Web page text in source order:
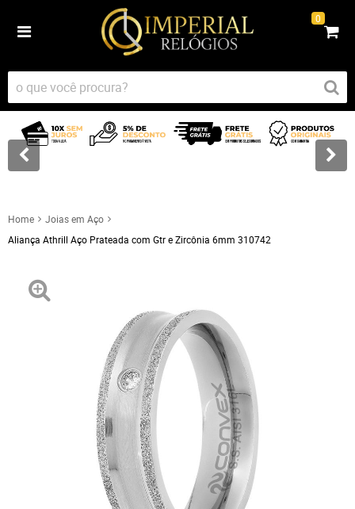
0
Home
Joias em Aço
Aliança Athrill Aço Prateada com Gtr e Zircônia 6mm 310742